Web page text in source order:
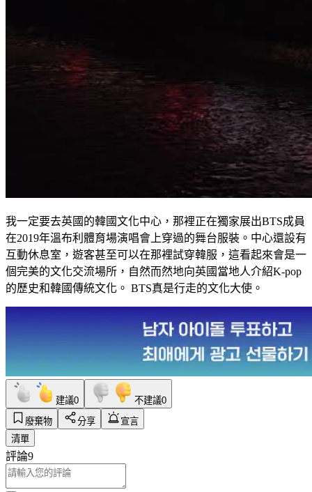
我一定要去英國的韓國文化中心，那裡正在獨家展出BTS成員
在2019年溫布利體育場演唱會上穿過的舞台服裝。中心還設有
互動休息室，遊客甚至可以在那裡試穿韓服，這看起來會是一
個完美的文化交流場所，自然而然地向英國當地人介紹K-pop
的歷史和韓國傳統文化。 BTS真是行走的文化大使。
建議0 不建議0
廢棄物
分享
宣言
清單
評論9